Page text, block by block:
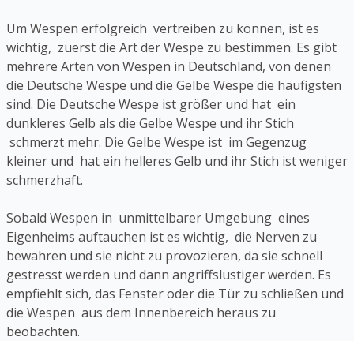
Um Wespen erfolgreich vertreiben zu können, ist es
wichtig, zuerst die Art der Wespe zu bestimmen. Es gibt
mehrere Arten von Wespen in Deutschland, von denen
die Deutsche Wespe und die Gelbe Wespe die häufigsten
sind. Die Deutsche Wespe ist größer und hat ein
dunkleres Gelb als die Gelbe Wespe und ihr Stich
schmerzt mehr. Die Gelbe Wespe ist im Gegenzug
kleiner und hat ein helleres Gelb und ihr Stich ist weniger
schmerzhaft.
Sobald Wespen in unmittelbarer Umgebung eines
Eigenheims auftauchen ist es wichtig, die Nerven zu
bewahren und sie nicht zu provozieren, da sie schnell
gestresst werden und dann angriffslustiger werden. Es
empfiehlt sich, das Fenster oder die Tür zu schließen und
die Wespen aus dem Innenbereich heraus zu
beobachten.